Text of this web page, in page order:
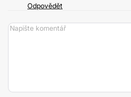
Odpovědět